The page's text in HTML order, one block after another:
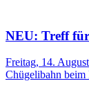
NEU: Treff
Freitag, 14.
Chügelibahn beim